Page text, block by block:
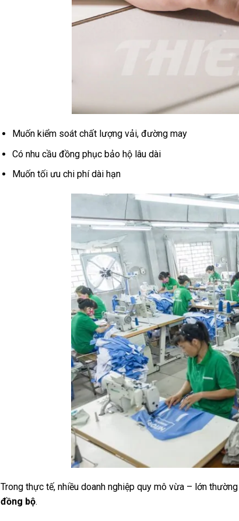
Muốn kiểm soát chất lượng vải, đường may
Có nhu cầu đồng phục bảo hộ lâu dài
Muốn tối ưu chi phí dài hạn
Trong thực tế, nhiều doanh nghiệp quy mô vừa – lớn
đồng bộ.